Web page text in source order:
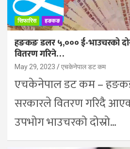
सिफारिस हङकङ
हङकङ डलर ५,००० ई-भाउचरको
वितरण गरिने…
May 29, 2023 एचकेनेपाल डट कम
एचकेनेपाल डट कम –
सरकारले वितरण गरिदै
उपभोग भाउचरको दोस्रो…